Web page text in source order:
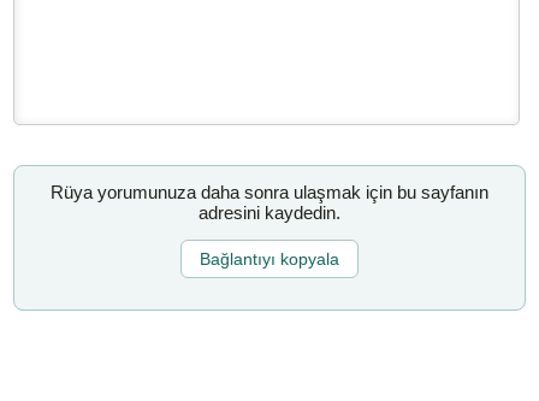
Rüya yorumunuza daha sonra ulaşmak için bu sayfanın
adresini kaydedin.
Bağlantıyı kopyala